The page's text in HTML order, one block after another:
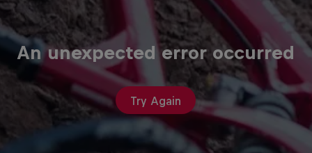
An unexpected error occurred
Try Again